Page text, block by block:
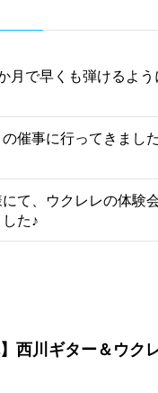
月で早くも弾けるよ
催事に行ってきまし
て、ウクレレの体験
た♪
】西川ギター＆ウク